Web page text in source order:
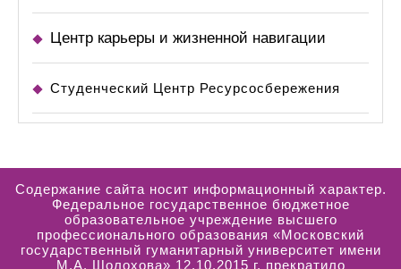
Центр карьеры и жизненной навигации
Студенческий Центр Ресурсосбережения
Содержание сайта носит информационный характер.
Федеральное государственное бюджетное
образовательное учреждение высшего
профессионального образования «Московский
государственный гуманитарный университет имени
М.А. Шолохова» 12.10.2015 г. прекратило